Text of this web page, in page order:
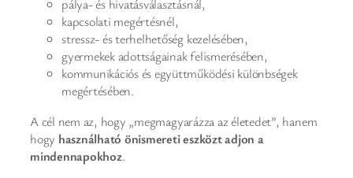
pálya- és hivatásválasztásnál,
kapcsolati megértésnél,
stressz- és terhelhetőség kezelésében,
gyermekek adottságainak felismerésében,
kommunikációs és együttműködési különbségek
megértésében.
A cél nem az, hogy „megmagyarázza az életedet”, hanem
hogy használható önismereti eszközt adjon a
mindennapokhoz.